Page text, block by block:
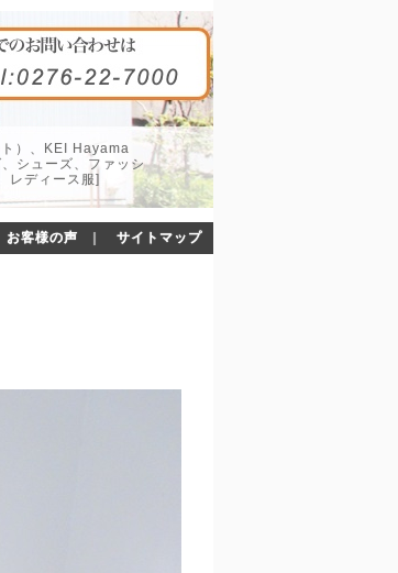
）、KEI Hayama
シューズ、ファッシ
レディース服]
お客様の声 サイトマップ